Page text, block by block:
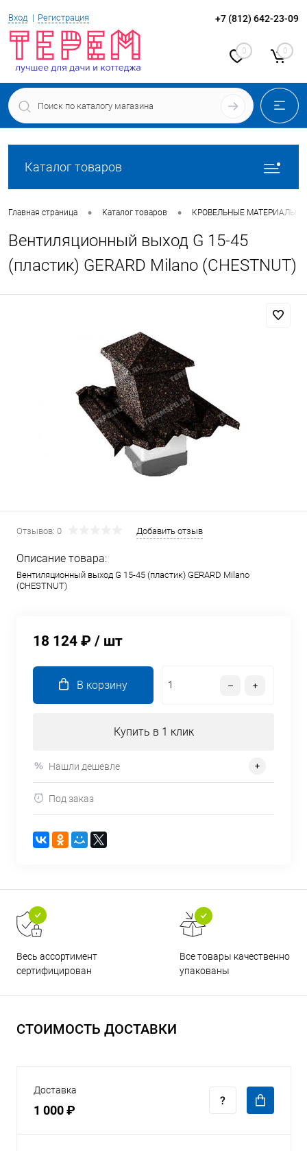
Вход Регистрация +7 (812) 642-23-09
0 0
Каталог товаров
Главная страница • Каталог товаров • КРОВЕЛЬНЫЕ МАТЕРИАЛЫ
Вентиляционный выход G 15-45
(пластик) GERARD Milano (CHESTNUT)
Отзывов: 0 Добавить отзыв
Описание товара:
Вентиляционный выход G 15-45 (пластик) GERARD Milano
(CHESTNUT)
18 124 ₽ / шт
В корзину
Купить в 1 клик
Нашли дешевле
Под заказ
Весь ассортимент
сертифицирован
Все товары качественно
упакованы
СТОИМОСТЬ ДОСТАВКИ
Доставка
1 000 ₽